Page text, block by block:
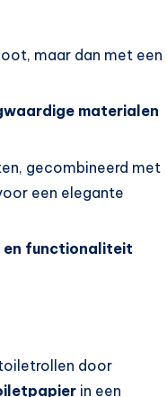
maar dan met een
materialen
gecombineerd met
een elegante
en functionaliteit
door
in een